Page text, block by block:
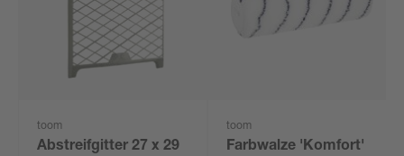
toom
Abstreifgitter 27 x 29
toom
Farbwalze 'Komfort'